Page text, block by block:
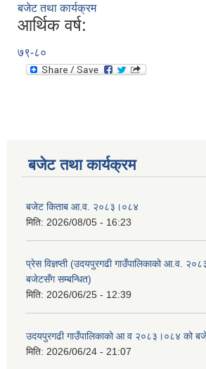
बजेट तथा कार्यक्रम
आर्थिक वर्ष:
७९-८०
बजेट तथा कार्यक्रम
बजेट किताब आ.व. २०८३।०८४
मिति: 2026/08/05 - 16:23
प्रेस विज्ञप्ती (उदयपुरगढी गाउँपालिकाको आ.व.
बजेटसँग सम्बन्धित)
मिति: 2026/06/25 - 12:39
उदयपुरगढी गाउँपालिकाको आ व २०८३।०८४ को
मिति: 2026/06/24 - 21:07